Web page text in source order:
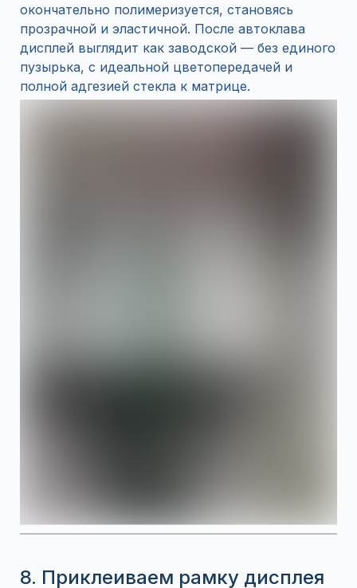
окончательно полимеризуется, становясь
прозрачной и эластичной. После автоклава
дисплей выглядит как заводской — без единого
пузырька, с идеальной цветопередачей и
полной адгезией стекла к матрице.
8. Приклеиваем рамку дисплея